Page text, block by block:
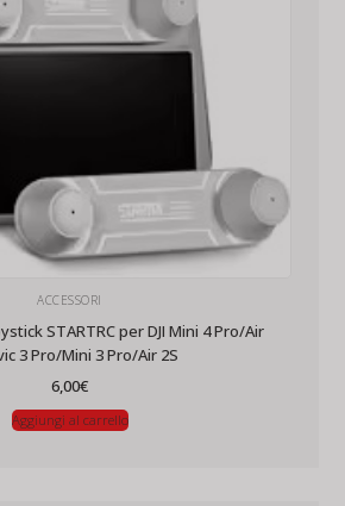
ACCESSORI
STARTRC per DJI Mini 4 Pro/Air
3 Pro/Mini 3 Pro/Air 2S
6,00€
Aggiungi al carrello